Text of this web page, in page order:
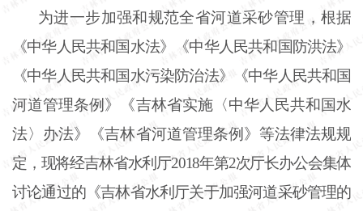
为进一步加强和规范全省河道采砂管理，根据
《中华人民共和国水法》《中华人民共和国防洪法》
《中华人民共和国水污染防治法》《中华人民共和国
河道管理条例》《吉林省实施〈中华人民共和国水
法〉办法》《吉林省河道管理条例》等法律法规规
定，现将经吉林省水利厅2018年第2次厅长办公会集体
讨论通过的《吉林省水利厅关于加强河道采砂管理的